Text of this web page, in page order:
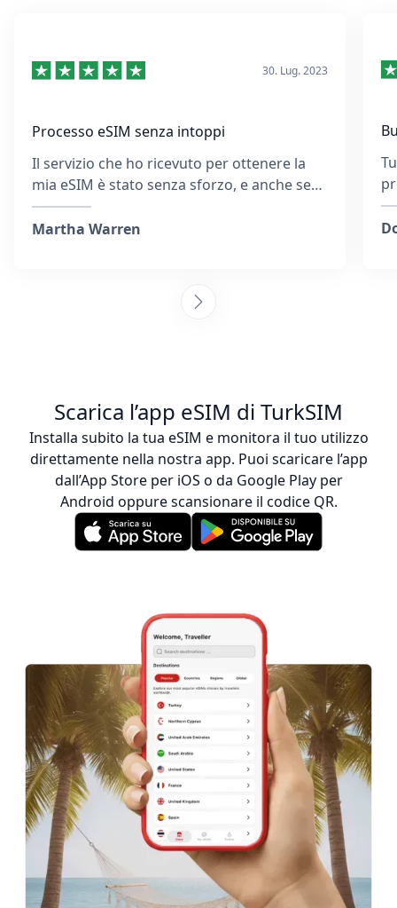
30. Lug. 2023
Processo eSIM senza intoppi
Il servizio che ho ricevuto per ottenere la
mia eSIM è stato senza sforzo, e anche se
avevo inserito l'indirizzo email sbagliato, il
team ha risposto rapidamente ed è stato
fossi connesso. Collezionare SIM card in
ogni destinazione è stancante, ma sono
Martha Warren
Scarica l’app eSIM di TurkSIM
Installa subito la tua eSIM e monitora il tuo utilizzo
direttamente nella nostra app. Puoi scaricare l’app
dall’App Store per iOS o da Google Play per
Android oppure scansionare il codice QR.